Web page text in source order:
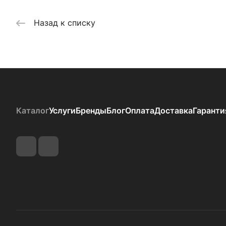
Назад к списку
КаталогУслугиБрендыБлогОплатаДоставка